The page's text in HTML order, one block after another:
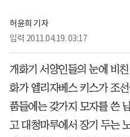
허윤희 기자
입력 2011.04.19. 03:17
개화기 서양인들의 눈에 비
화가 엘리자베스 키스가 조
품들에는 갖가지 모자를 쓴
고 대청마루에서 장기 두는